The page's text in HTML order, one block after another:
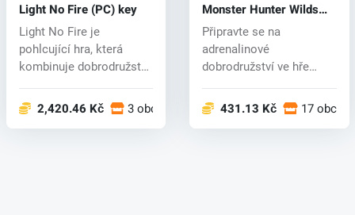
Light No Fire (PC) key
Light No Fire je
pohlcující hra, která
kombinuje dobrodružství,
2,420.46 Kč 3 obchodech
Monster Hunter Wilds
(PC) key
Připravte se na
adrenalinové
dobrodružství ve hře
nej...431.13 Kč 17